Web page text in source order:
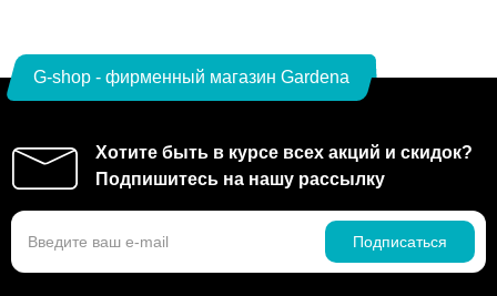
G-shop - фирменный магазин Gardena
Хотите быть в курсе всех акций и скидок?
Подпишитесь на нашу рассылку
Подписаться